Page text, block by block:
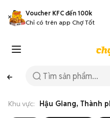
Voucher KFC đến 100k
Chỉ có trên app Chợ Tốt
Khu vực: Hậu Giang, Thành